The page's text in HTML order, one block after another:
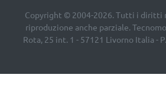
Copyright © 2004-2026. Tutti i diritti
riproduzione anche parziale.
Rota, 25 int. 1 - 57121 Livorno Italia -